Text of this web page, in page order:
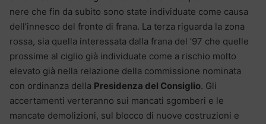
nere che fin da subito sono state individuate come causa
dell’innesco del fronte di frana. La terza riguarda la zona
rossa, sia quella interessata dalla frana del ’97 che quelle
prossime al ciglio già individuate come a rischio molto
elevato già nella relazione della commissione nominata
con ordinanza della Presidenza del Consiglio. Gli
accertamenti verteranno sui mancati sgomberi e le
mancate demolizioni, sul blocco di nuove costruzioni e